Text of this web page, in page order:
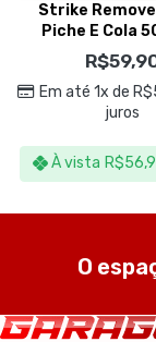
Strike
Piche E Cola
Vonixx
R$
Em até 1x de R$
juros
À vista R$
O